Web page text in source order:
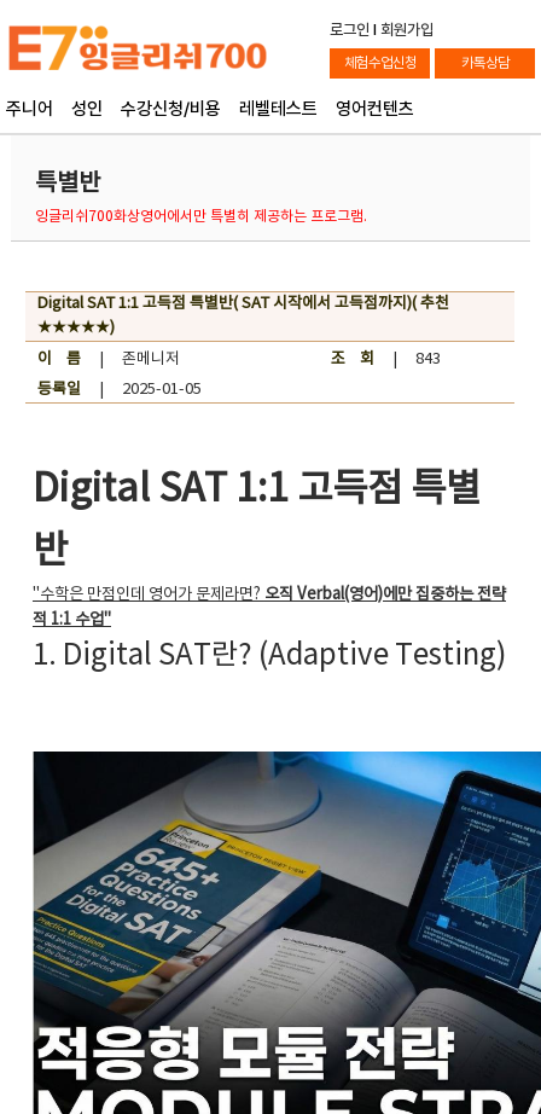
로그인 l 회원가입
체험수업신청 카톡상담
주니어 성인 수강신청/비용 레벨테스트 영어컨텐츠
특별반
잉글리쉬700화상영어에서만 특별히 제공하는 프로그램.
Digital SAT 1:1 고득점 특별반( SAT 시작에서 고득점까지)( 추천
★★★★★)
이 름| 존메니저 조 회
| 843
등록일| 2025-01-05
Digital SAT 1:1 고득점 특별
반
"수학은 만점인데 영어가 문제라면? 오직 Verbal(영어)에만 집중하는 전략
적 1:1 수업"
1. Digital SAT란? (Adaptive Testing)